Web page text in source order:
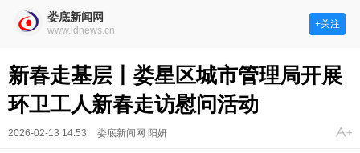
娄底新闻网
www.ldnews.cn
+关注
新春走基层丨娄星区城市管理局开展
环卫工人新春走访慰问活动
2026-02-13 14:53 娄底新闻网 阳妍